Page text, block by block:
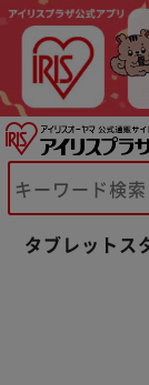
タブレットス